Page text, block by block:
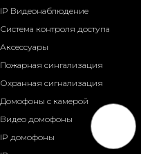
IP Видеонаблюдение
Система контроля доступа
Аксессуары
Пожарная сингализация
Охранная сигнализация
Домофоны с камерой
Видео домофоны
IP домофоны